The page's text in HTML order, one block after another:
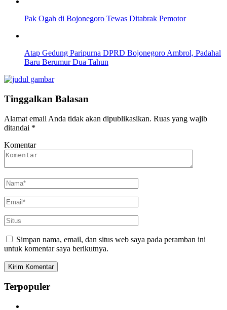
Pak Ogah di Bojonegoro Tewas Ditabrak Pemotor
Atap Gedung Paripurna DPRD Bojonegoro Ambrol, Padahal
Baru Berumur Dua Tahun
Tinggalkan Balasan
Alamat email Anda tidak akan dipublikasikan. Ruas yang wajib
ditandai *
Komentar
Simpan nama, email, dan situs web saya pada peramban ini
untuk komentar saya berikutnya.
Terpopuler